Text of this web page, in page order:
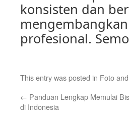
konsisten dan
profesional.
This entry was posted in Foto
← Panduan Lengkap Memulai
di Indonesia